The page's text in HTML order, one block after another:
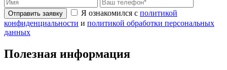
Отправить заявку Я ознакомился с политикой
конфиденциальности и политикой обработки персональных
данных
Полезная информация